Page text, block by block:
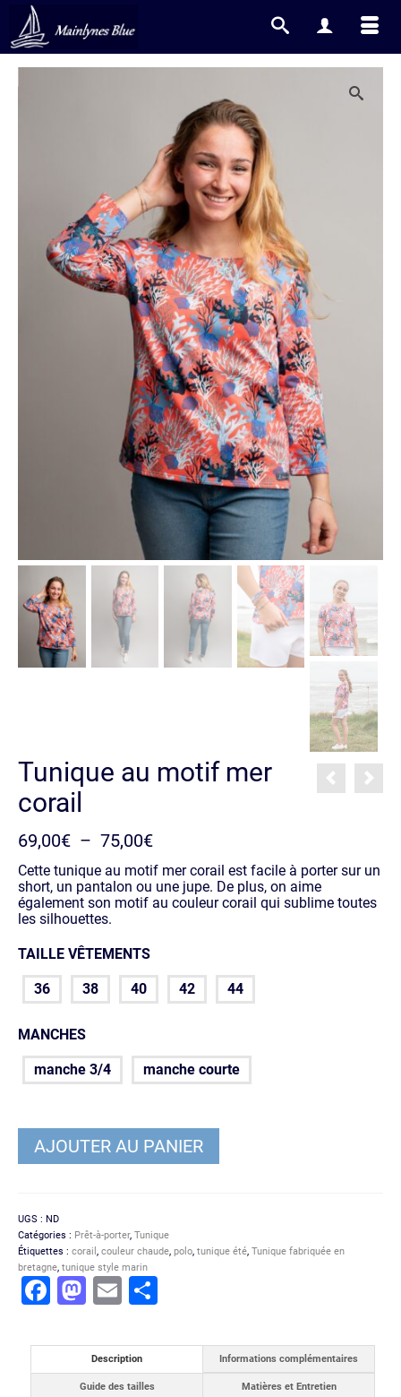
Tunique au motif mer
corail
69,00€ – 75,00€Plage
prix :
69,00€
à
Cette tunique au motif mer corail est facile à porter sur un
short, un pantalon ou une jupe. De plus, on aime
également son motif au couleur corail qui sublime toutes
les silhouettes.
TAILLE VÊTEMENTS
36 38 40 42 44
MANCHES
manche 3/4 manche courte
AJOUTER AU PANIER
UGS : ND
Catégories : Prêt-à-porter, Tunique
Étiquettes : corail , couleur chaude, polo, tunique été, Tunique fabriquée en
bretagne, tunique style marin
Facebook
Mastodon
Email
Description Informations complémentaires
Guide des tailles Matières et Entretien